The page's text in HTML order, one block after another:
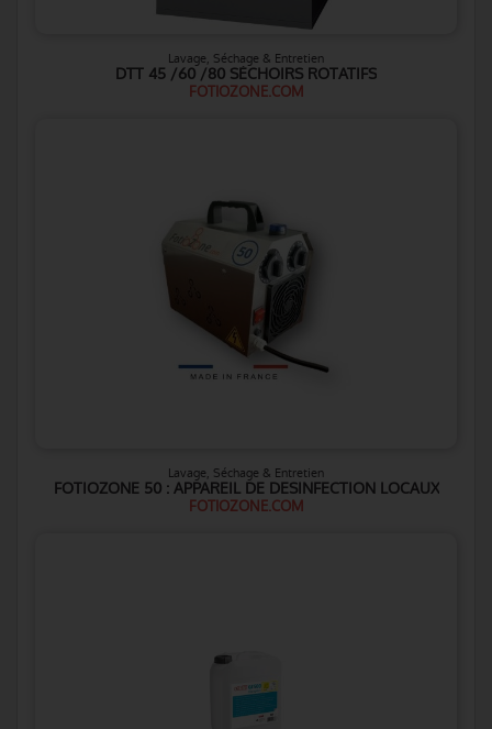
Lavage, Séchage & Entretien
DTT 45 /60 /80 SÉCHOIRS ROTATIFS
FOTIOZONE.COM
Lavage, Séchage & Entretien
FOTIOZONE 50 : APPAREIL DE DESINFECTION LOCAUX
FOTIOZONE.COM